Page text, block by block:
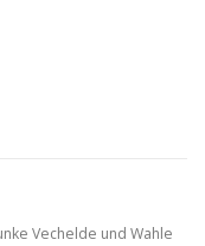
Vechelde und Wahle